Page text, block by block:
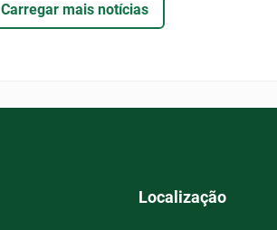
Carregar mais notícias
Localização